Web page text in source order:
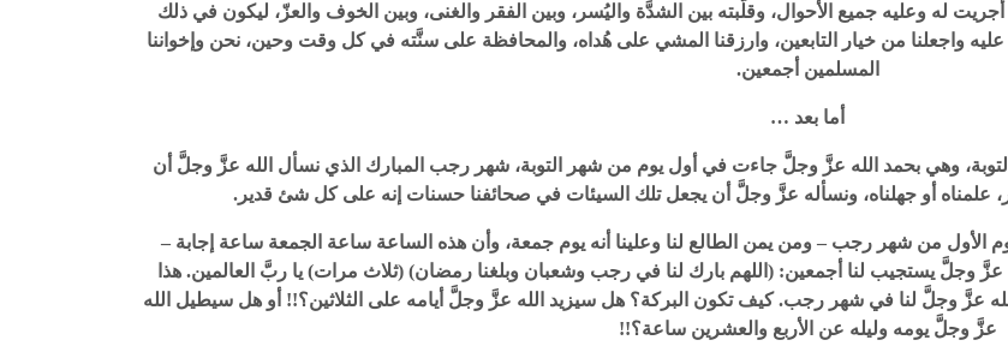
له وعليه جميع الأحوال، وقلَّبته بين الشدَّة واليُسر، وبين الفقر والغنى، وبين الخوف والعزّ، ليكون في ذلك
واجعلنا من خيار التابعين، وارزقنا المشي على هُداه، والمحافظة على سنَّته في كل وقت وحين، نحن وإخواننا
المسلمين أجمعين.
أما بعد …
التوبة، وهي بحمد الله عزَّ وجلَّ جاءت في أول يوم من شهر التوبة، شهر رجب المبارك الذي نسأل الله عزَّ وجلَّ أن
علمناه أو جهلناه، ونسأله عزَّ وجلَّ أن يجعل تلك السيئات في صحائفنا حسنات إنه على كل شئ قدير.
الأول من شهر رجب – ومن يمن الطالع لنا وعلينا أنه يوم جمعة، وأن هذه الساعة ساعة الجمعة ساعة إجابة –
عزَّ وجلَّ يستجيب لنا أجمعين: (اللهم بارك لنا في رجب وشعبان وبلغنا رمضان) (ثلاث مرات) يا ربَّ العالمين. هذا
الله عزَّ وجلَّ لنا في شهر رجب. كيف تكون البركة؟ هل سيزيد الله عزَّ وجلَّ أيامه على الثلاثين؟!! أو هل سيطيل الله
عزَّ وجلَّ يومه وليله عن الأربع والعشرين ساعة؟!!